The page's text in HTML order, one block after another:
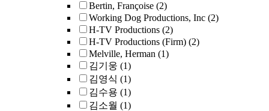
Bertin, Françoise (2)
Working Dog Productions, Inc (2)
H-TV Productions (2)
H-TV Productions (Firm) (2)
Melville, Herman (1)
김기웅 (1)
김영식 (1)
김수용 (1)
김소월 (1)